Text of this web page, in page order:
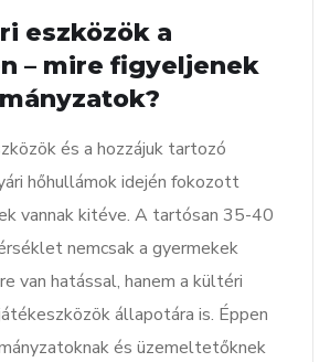
eszközök a
– mire figyeljenek
és a hozzájuk tartozó
hőhullámok idején fokozott
vannak kitéve. A tartósan 35-40
nemcsak a gyermekek
van hatással, hanem a kültéri
állapotára is. Éppen
és üzemeltetőknek